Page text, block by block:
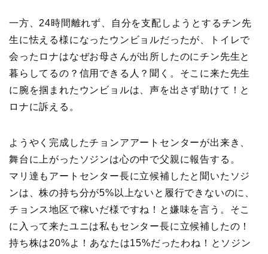
一方、24時間離れず、自分を支配しようとするチン先
生に怯える様になったウンビョルだったが、トイレで
会ったロナはなぜお母さんが出所したのにチン先生と
暮らしてるの？信用できる人？聞く。そこに来た先生
に腕を掴まれたウンビョルは、声を出さず助けて！と
ロナに訴える。
ようやく完成したチョンアアートセンターが出来き、
舞台に上がったソジンは心の中で父親に報告する。
マリ達もアートセンター長に立候補したと聞いたソジ
ンは、株の持ち分が5%以上ないと履行できないのに、
チョンス地区で稼いだ様ですね！と嫌味を言う。そこ
に入って来たユニは私もセンター長に立候補したの！
持ち株は20%よ！あなたは15%だったわね！とソジン